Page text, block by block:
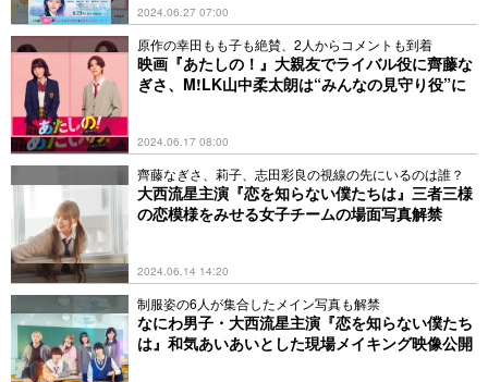
2024.06.27 07:00
原作の幸田もも子も絶賛、2人からコメントも到着
映画『あたしの！』大親友でライバル役に齊藤な
ぎさ、M!LK山中柔太朗は“みんなの見守り役”に
2024.06.17 08:00
齊藤なぎさ、莉子、志田彩良の視線の先にいるのは誰？
大西流星主演『恋を知らない僕たちは』三者三様
の恋模様をみせる女子チームの場面写真解禁
2024.06.14 14:20
制服姿の6人が集合したメイン写真も解禁
なにわ男子・大西流星主演『恋を知らない僕たち
は』和気あいあいとした現場メイキング映像公開